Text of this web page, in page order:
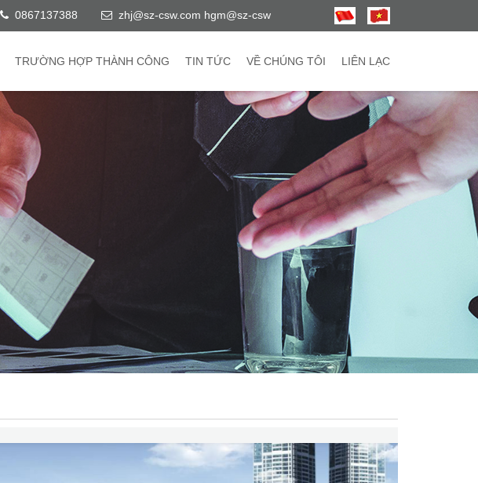
0867137388 zhj@sz-csw.com hgm@sz-csw
TRƯỜNG HỢP THÀNH CÔNG TIN TỨC VỀ CHÚNG TÔI LIÊN LẠC